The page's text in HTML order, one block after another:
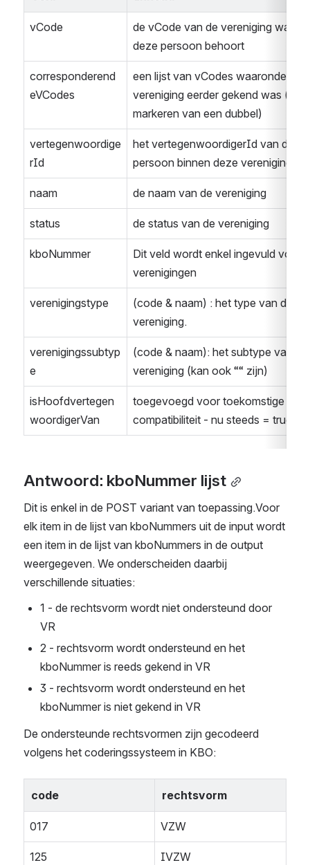
vCode
de vCode van de vereniging
deze persoon behoort
corresponderend
eVCodes
een lijst van vCodes waaronder
vereniging eerder gekend was (zie
markeren van een dubbel)
vertegenwoordige
rId
het vertegenwoordigerId van deze
persoon binnen deze vereniging
naam de naam van de vereniging
status de status van de vereniging
kboNummer
Dit veld wordt enkel ingevuld voor
verenigingen
verenigingstype
(code & naam) : het type van de
vereniging.
verenigingssubtyp
e
(code & naam): het subtype van de
vereniging (kan ook ““ zijn)
isHoofdvertegen
woordigerVan
toegevoegd voor toekomstige
compatibiliteit - nu steeds = true
Antwoord: kboNummer lijst
Dit is enkel in de POST variant van toepassing.Voor
elk item in de lijst van kboNummers uit de input wordt
een item in de lijst van kboNummers in de output
weergegeven. We onderscheiden daarbij
verschillende situaties:
1 - de rechtsvorm wordt niet ondersteund door
VR
2 - rechtsvorm wordt ondersteund en het
kboNummer is reeds gekend in VR
3 - rechtsvorm wordt ondersteund en het
kboNummer is niet gekend in VR
De ondersteunde rechtsvormen zijn gecodeerd
volgens het coderingssysteem in KBO:
code rechtsvorm
017 VZW
125 IVZW